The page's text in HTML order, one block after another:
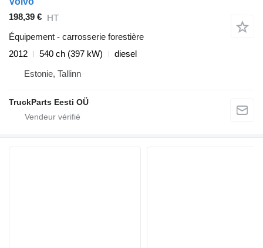
198,39 € HT
Équipement - carrosserie forestière
2012
540 ch (397 kW)
diesel
Estonie, Tallinn
TruckParts Eesti OÜ